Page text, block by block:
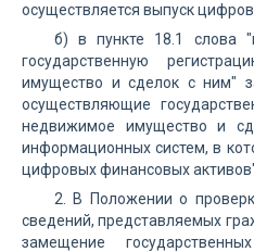
осуществляется выпуск
б) в пункте 18.1 слова
государственную
имущество и сделок с ним"
осуществляющие
недвижимое имущество и
информационных систем, в
цифровых финансовых
2. В Положении о
сведений, представляемых
замещение